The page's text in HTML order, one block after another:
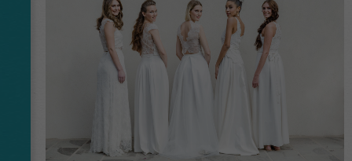
Google Analytics
2 Jahre
This cookie is installed by Google Analytics.
session, campaign data and keep track of site
cookies store information anonymously and